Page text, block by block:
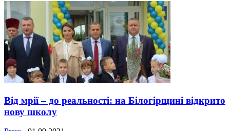
Від мрії – до реальності: на Білогірщині відкрито
нову школу